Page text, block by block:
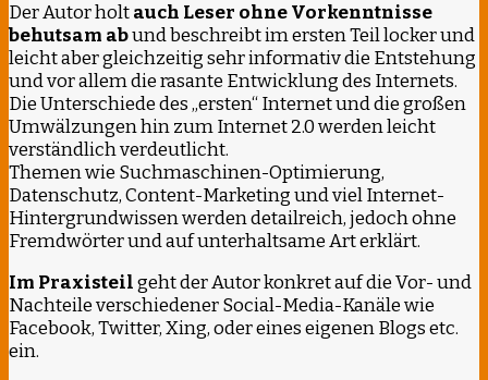
Der Autor holtauch Leser ohne Vorkenntnisse
behutsam abund beschreibt im ersten Teil locker und
leicht aber gleichzeitig sehr informativ die Entstehung
und vor allem die rasante Entwicklung des Internets.
Die Unterschiede des „ersten“ Internet und die großen
Umwälzungen hin zum Internet 2.0 werden leicht
verständlich verdeutlicht.
Themen wie Suchmaschinen-Optimierung,
Datenschutz, Content-Marketing und viel Internet-
Hintergrundwissen werden detailreich, jedoch ohne
Fremdwörter und auf unterhaltsame Art erklärt.
Im Praxisteilgeht der Autor konkret auf die Vor- und
Nachteile verschiedener Social-Media-Kanäle wie
Facebook, Twitter, Xing, oder eines eigenen Blogs etc.
ein.